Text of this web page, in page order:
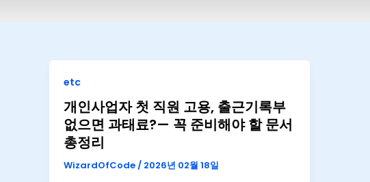
etc
개인사업자 첫 직원 고용, 출근기록부
없으면 과태료?— 꼭 준비해야 할 문서
총정리
WizardOfCode/ 2026년 02월 18일